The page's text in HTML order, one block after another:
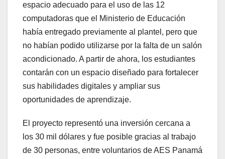
espacio adecuado para el uso de las 12
computadoras que el Ministerio de Educación
había entregado previamente al plantel, pero que
no habían podido utilizarse por la falta de un salón
acondicionado. A partir de ahora, los estudiantes
contarán con un espacio diseñado para fortalecer
sus habilidades digitales y ampliar sus
oportunidades de aprendizaje.
El proyecto representó una inversión cercana a
los 30 mil dólares y fue posible gracias al trabajo
de 30 personas, entre voluntarios de AES Panamá